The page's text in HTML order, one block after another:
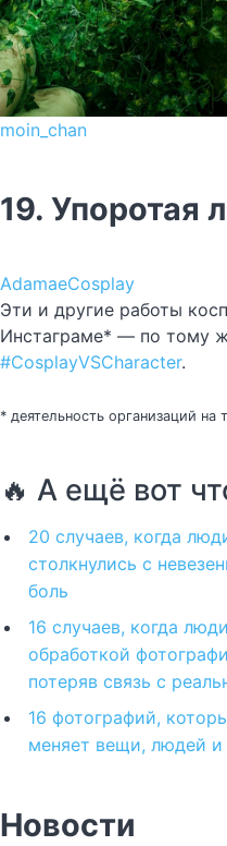
moin_chan
19. Упоротая
AdamaeCosplay
Эти и другие работы
Инстаграме* — по тому
#CosplayVSCharacter.
* деятельность организаций
🔥 А ещё вот
20 случаев, когда
столкнулись с
боль
16 случаев, когда
обработкой
потеряв связь с
16 фотографий,
меняет вещи, людей и
Новости